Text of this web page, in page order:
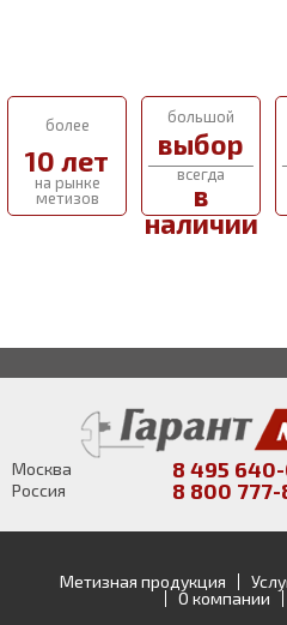
более
10 лет
на рынке
метизов
большой
выбор
всегда
в
наличии
Москва 8 495
Россия 8 800 777-
Метизная продукция
О компании